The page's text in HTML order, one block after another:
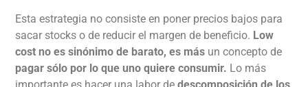
Esta estrategia no consiste en poner precios bajos para
sacar stocks o de reducir el margen de beneficio. Low
cost no es sinónimo de barato, es más un concepto de
pagar sólo por lo que uno quiere consumir. Lo más